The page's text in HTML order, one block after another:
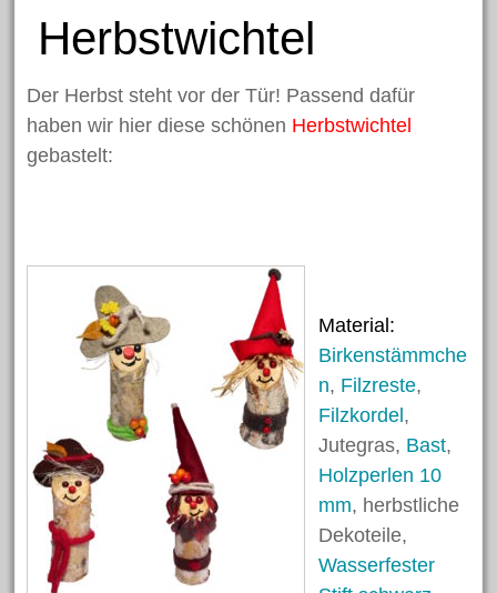
Grußkarte zum Valentinstag
Dekorative Eicheln zum
Hängen
Halloween Spinnen aus
Kastanien
Engelklammer
Archiv
Juni 2023
April 2023
Februar 2023
Oktober 2022
Oktober 2021
Herbstwichtel
Der Herbst steht vor der Tür! Passend dafür
haben wir hier diese schönen Herbstwichtel
gebastelt:
Material:
Birkenstämmche
n, Filzreste,
Filzkordel ,
Jutegras, Bast,
Holzperlen 10
mm, herbstliche
Dekoteile,
Wasserfester